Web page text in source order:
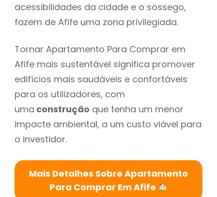
acessibilidades da cidade e o sossego,
fazem de Afife uma zona privilegiada.
Tornar Apartamento Para Comprar em
Afife mais sustentável significa promover
edifícios mais saudáveis e confortáveis
para os utilizadores, com
uma construção que tenha um menor
impacte ambiental, a um custo viável para
o investidor.
Mais Detalhes Sobre Apartamento
Para Comprar Em Afife